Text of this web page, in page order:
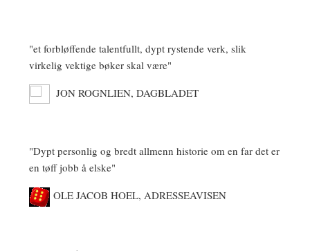
"et forbløffende talentfullt, dypt rystende verk, slik
virkelig vektige bøker skal være"
JON ROGNLIEN, DAGBLADET
"Dypt personlig og bredt allmenn historie om en far det er
en tøff jobb å elske"
OLE JACOB HOEL, ADRESSEAVISEN